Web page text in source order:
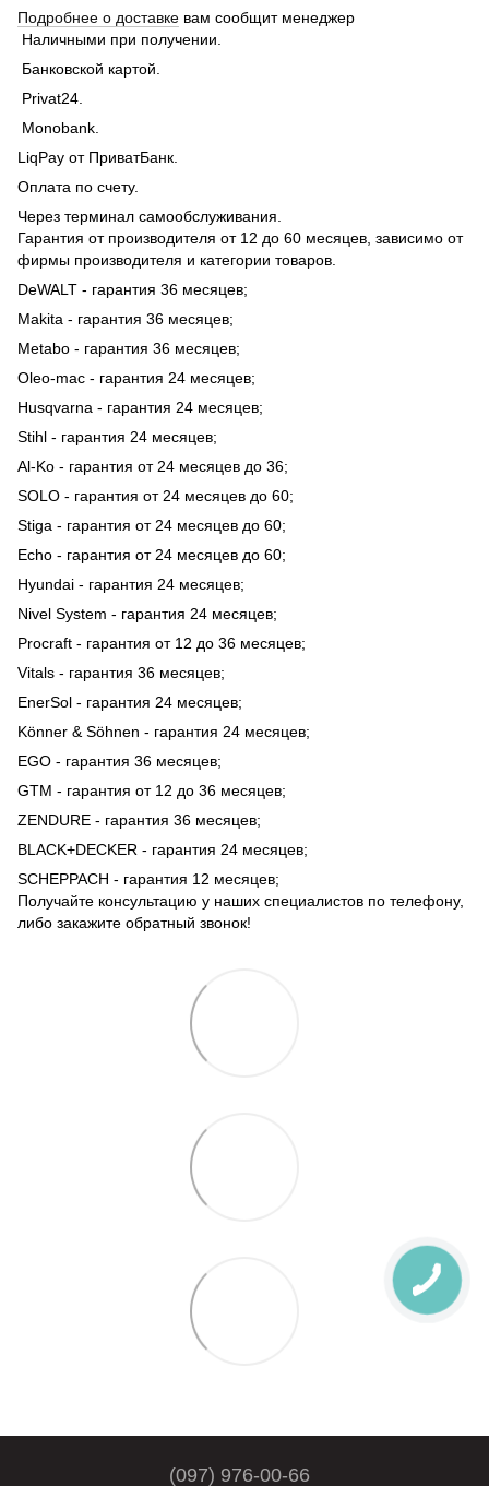
Подробнее о доставке вам сообщит менеджер
Наличными при получении.
Банковской картой.
Privat24.
Monobank.
LiqPay от ПриватБанк.
Оплата по счету.
Через терминал самообслуживания.
Гарантия от производителя от 12 до 60 месяцев, зависимо от
фирмы производителя и категории товаров.
DeWALT - гарантия 36 месяцев;
Makita - гарантия 36 месяцев;
Metabo - гарантия 36 месяцев;
Oleo-mac - гарантия 24 месяцев;
Husqvarna - гарантия 24 месяцев;
Stihl - гарантия 24 месяцев;
Al-Ko - гарантия от 24 месяцев до 36;
SOLO - гарантия от 24 месяцев до 60;
Stiga - гарантия от 24 месяцев до 60;
Echo - гарантия от 24 месяцев до 60;
Hyundai - гарантия 24 месяцев;
Nivel System - гарантия 24 месяцев;
Procraft - гарантия от 12 до 36 месяцев;
Vitals - гарантия 36 месяцев;
EnerSol - гарантия 24 месяцев;
Könner & Söhnen - гарантия 24 месяцев;
EGO - гарантия 36 месяцев;
GTM - гарантия от 12 до 36 месяцев;
ZENDURE - гарантия 36 месяцев;
BLACK+DECKER - гарантия 24 месяцев;
SCHEPPACH - гарантия 12 месяцев;
Получайте консультацию у наших специалистов по телефону,
либо закажите обратный звонок!
(097) 976-00-66